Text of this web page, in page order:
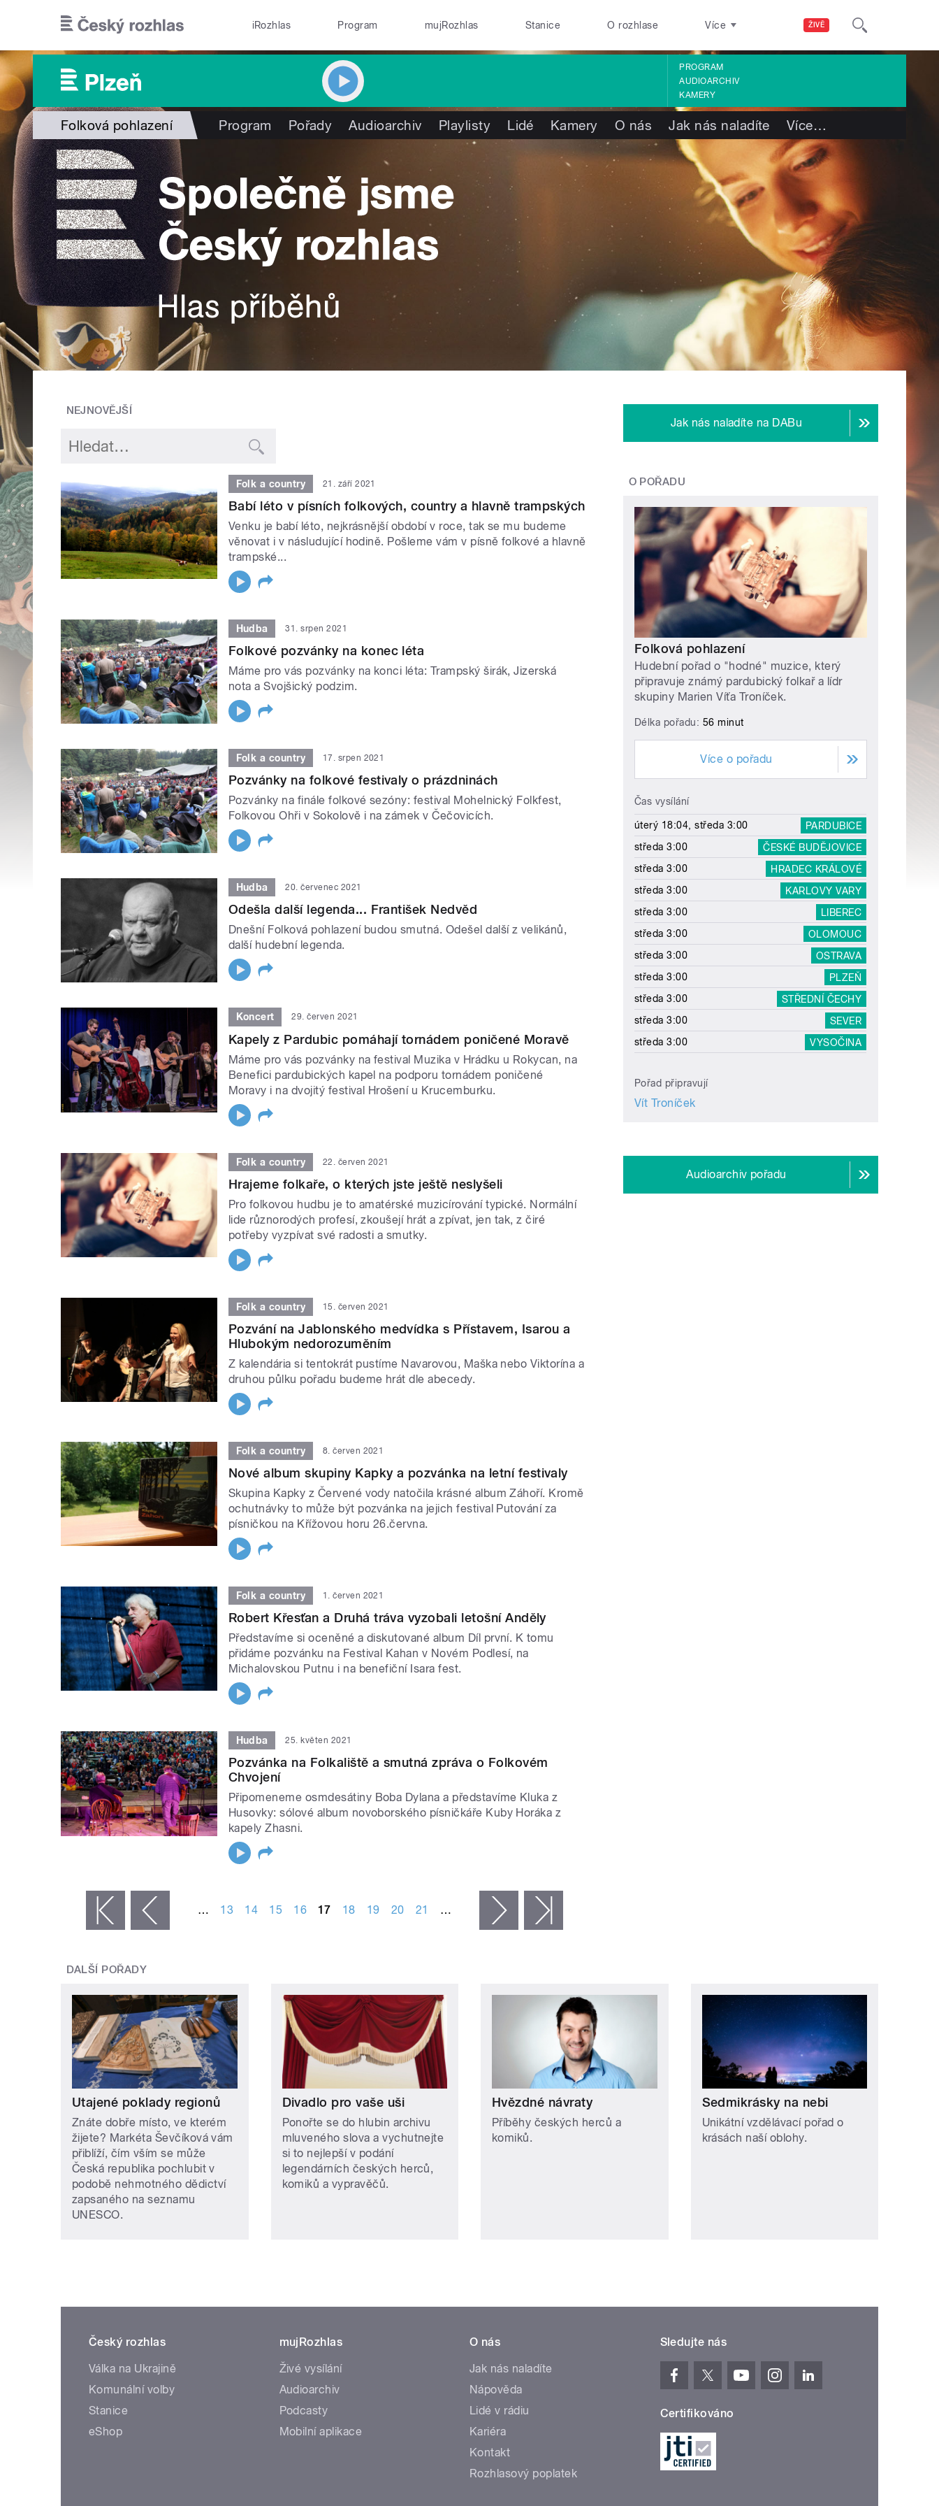
ŽIVĚ
iRozhlas Program mujRozhlas Stanice O rozhlase Více
PROGRAM
AUDIOARCHIV
KAMERY
Folková pohlazení Program Pořady Audioarchiv Playlisty Lidé Kamery O nás Jak nás naladíte Více…
NEJNOVĚJŠÍ
Folk a country 21. září 2021
Babí léto v písních folkových, country a hlavně trampských
Venku je babí léto, nejkrásnější období v roce, tak se mu budeme
věnovat i v násludující hodině. Pošleme vám v písně folkové a hlavně
trampské...
Hudba 31. srpen 2021
Folkové pozvánky na konec léta
Máme pro vás pozvánky na konci léta: Trampský širák, Jizerská
nota a Svojšický podzim.
Folk a country 17. srpen 2021
Pozvánky na folkové festivaly o prázdninách
Pozvánky na finále folkové sezóny: festival Mohelnický Folkfest,
Folkovou Ohři v Sokolově i na zámek v Čečovicích.
Hudba 20. červenec 2021
Odešla další legenda... František Nedvěd
Dnešní Folková pohlazení budou smutná. Odešel další z velikánů,
další hudební legenda.
Koncert 29. červen 2021
Kapely z Pardubic pomáhají tornádem poničené Moravě
Máme pro vás pozvánky na festival Muzika v Hrádku u Rokycan, na
Benefici pardubických kapel na podporu tornádem poničené
Moravy i na dvojitý festival Hrošení u Krucemburku.
Folk a country 22. červen 2021
Hrajeme folkaře, o kterých jste ještě neslyšeli
Pro folkovou hudbu je to amatérské muzicírování typické. Normální
lide různorodých profesí, zkoušejí hrát a zpívat, jen tak, z čiré
potřeby vyzpívat své radosti a smutky.
Folk a country 15. červen 2021
Pozvání na Jablonského medvídka s Přístavem, Isarou a
Hlubokým nedorozuměním
Z kalendária si tentokrát pustíme Navarovou, Maška nebo Viktorína a
druhou půlku pořadu budeme hrát dle abecedy.
Folk a country 8. červen 2021
Nové album skupiny Kapky a pozvánka na letní festivaly
Skupina Kapky z Červené vody natočila krásné album Záhoří. Kromě
ochutnávky to může být pozvánka na jejich festival Putování za
písničkou na Křížovou horu 26.června.
Folk a country 1. červen 2021
Robert Křesťan a Druhá tráva vyzobali letošní Anděly
Představíme si oceněné a diskutované album Díl první. K tomu
přidáme pozvánku na Festival Kahan v Novém Podlesí, na
Michalovskou Putnu i na benefiční Isara fest.
Hudba 25. květen 2021
Pozvánka na Folkaliště a smutná zpráva o Folkovém
Chvojení
Připomeneme osmdesátiny Boba Dylana a představíme Kluka z
Husovky: sólové album novoborského písničkáře Kuby Horáka z
kapely Zhasni.
‹ předchozí … 13 14 15 16 17 18 19 20 21 … následující ›
Jak nás naladíte na DABu
O POŘADU
Folková pohlazení
Hudební pořad o "hodné" muzice, který
připravuje známý pardubický folkař a lídr
skupiny Marien Víťa Troníček.
Délka pořadu: 56 minut
Více o pořadu
Čas vysílání
úterý 18:04, středa 3:00
PARDUBICE
středa 3:00
ČESKÉ BUDĚJOVICE
středa 3:00
HRADEC KRÁLOVÉ
středa 3:00
KARLOVY VARY
středa 3:00
LIBEREC
středa 3:00
OLOMOUC
středa 3:00
OSTRAVA
středa 3:00
PLZEŇ
středa 3:00
STŘEDNÍ ČECHY
středa 3:00
SEVER
středa 3:00
VYSOČINA
Pořad připravují
Vít Troníček
Audioarchiv pořadu
DALŠÍ POŘADY
Utajené poklady regionů
Znáte dobře místo, ve kterém
žijete? Markéta Ševčíková vám
přiblíží, čím vším se může
Česká republika pochlubit v
podobě nehmotného dědictví
zapsaného na seznamu
UNESCO.
Divadlo pro vaše uši
Ponořte se do hlubin archivu
mluveného slova a vychutnejte
si to nejlepší v podání
legendárních českých herců,
komiků a vypravěčů.
Hvězdné návraty
Příběhy českých herců a
komiků.
Sedmikrásky na nebi
Unikátní vzdělávací pořad o
krásách naší oblohy.
Český rozhlas
Válka na Ukrajině
Komunální volby
Stanice
eShop
mujRozhlas
Živé vysílání
Audioarchiv
Podcasty
Mobilní aplikace
O nás
Jak nás naladíte
Nápověda
Lidé v rádiu
Kariéra
Kontakt
Rozhlasový poplatek
Sledujte nás
Certifikováno